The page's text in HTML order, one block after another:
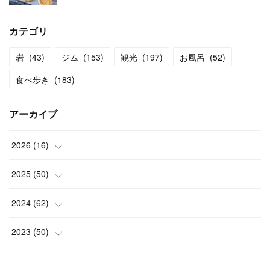
カテゴリ
岩 (43) ジム (153) 観光 (197) お風呂 (52)
食べ歩き (183)
アーカイブ
2026 (16)
(2)
(2)
(3)
2025 (50)
(3)
(4)
2024 (62)
(6)
2023 (50)